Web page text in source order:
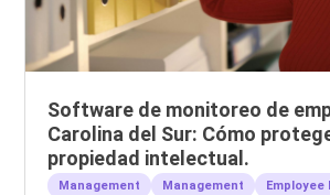
Software de monitoreo de
Carolina del Sur: Cómo
propiedad intelectual.
Management Management